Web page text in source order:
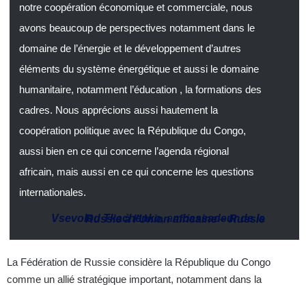
notre coopération économique et commerciale, nous
avons beaucoup de perspectives notamment dans le
domaine de l’énergie et le développement d’autres
éléments du système énergétique et aussi le domaine
humanitaire, notamment l’éducation , la formations des
cadres. Nous apprécions aussi hautement la
coopération politique avec la République du Congo,
aussi bien en ce qui concerne l’agenda régional
africain, mais aussi en ce qui concerne les questions
internationales.
Vsevolod Tkachenko, a
mbassadeur de la Russie à l’Union africaine–Russie
La Fédération de Russie considère la République du Congo
comme un allié stratégique important, notamment dans la